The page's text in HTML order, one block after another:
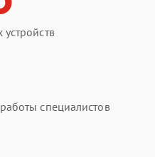
специалистов